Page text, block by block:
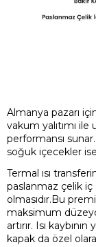
Almanya pazarı
vakum yalıtımı
performansı
soğuk içecekler
Termal ısı
paslanmaz çelik iç
olmasıdır.Bu
maksimum
artırır. Isı
kapak da özel